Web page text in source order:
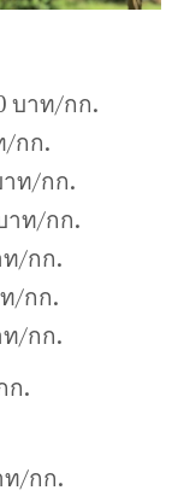
บาท/กก.
/กก.
าท/กก.
าท/กก.
ท/กก.
/กก.
ท/กก.
ก.
ท/กก.